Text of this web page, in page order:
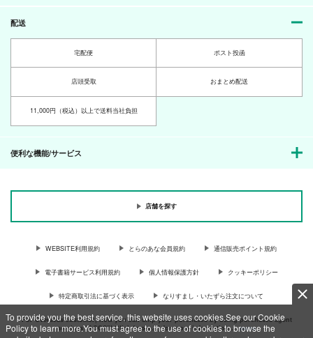
To provide you the best service, this website uses cookies.See our Cookie
Policy to learn more.You must agree to the use of cookies to browse the
配送
宅配便 ポスト投函
店頭受取 おまとめ配送
11,000円（税込）以上で送料当社負担
便利な機能/サービス
店舗を探す
WEBSITE利用規約 とらのあな会員規約 通信販売ポイント規約
電子書籍サービス利用規約 個人情報保護方針 クッキーポリシー
特定商取引法に基づく表示 なりすまし・いたずら注文について
For Overseas customer, now you can ship your purchases by using purchases agent
services “AOCS”! Click {more…} for more information …more